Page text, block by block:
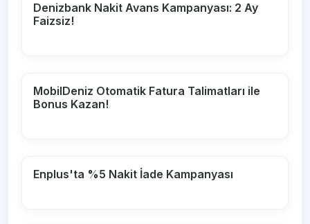
Denizbank Nakit Avans Kampanyası: 2 Ay
Faizsiz!
MobilDeniz Otomatik Fatura Talimatları ile
Bonus Kazan!
Enplus'ta %5 Nakit İade Kampanyası